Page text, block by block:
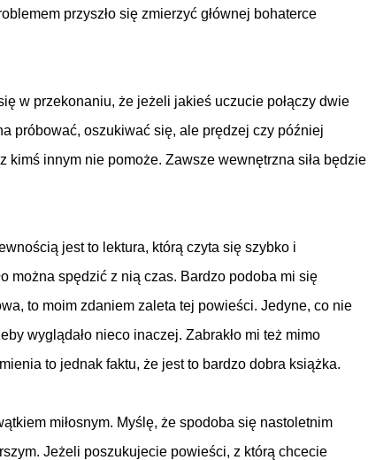
przyszło się zmierzyć głównej bohaterce
w przekonaniu, że jeżeli jakieś uczucie połączy dwie
próbować, oszukiwać się, ale prędzej czy później
innym nie pomoże. Zawsze wewnętrzna siła będzie
jest to lektura, którą czyta się szybko i
można spędzić z nią czas. Bardzo podoba mi się
to moim zdaniem zaleta tej powieści. Jedyne, co nie
wyglądało nieco inaczej. Zabrakło mi też mimo
to jednak faktu, że jest to bardzo dobra książka.
miłosnym. Myślę, że spodoba się nastoletnim
Jeżeli poszukujecie powieści, z którą chcecie